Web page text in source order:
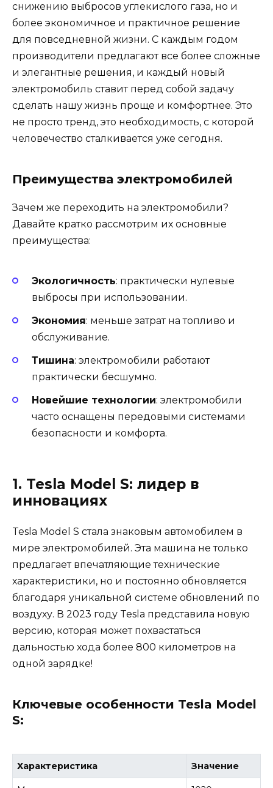
снижению выбросов углекислого газа, но и
более экономичное и практичное решение
для повседневной жизни. С каждым годом
производители предлагают все более сложные
и элегантные решения, и каждый новый
электромобиль ставит перед собой задачу
сделать нашу жизнь проще и комфортнее. Это
не просто тренд, это необходимость, с которой
человечество сталкивается уже сегодня.
Преимущества электромобилей
Зачем же переходить на электромобили?
Давайте кратко рассмотрим их основные
преимущества:
Экологичность: практически нулевые
выбросы при использовании.
Экономия: меньше затрат на топливо и
обслуживание.
Тишина: электромобили работают
практически бесшумно.
Новейшие технологии: электромобили
часто оснащены передовыми системами
безопасности и комфорта.
1. Tesla Model S: лидер в
инновациях
Tesla Model S стала знаковым автомобилем в
мире электромобилей. Эта машина не только
предлагает впечатляющие технические
характеристики, но и постоянно обновляется
благодаря уникальной системе обновлений по
воздуху. В 2023 году Tesla представила новую
версию, которая может похвастаться
дальностью хода более 800 километров на
одной зарядке!
Ключевые особенности Tesla Model
S:
Характеристика Значение